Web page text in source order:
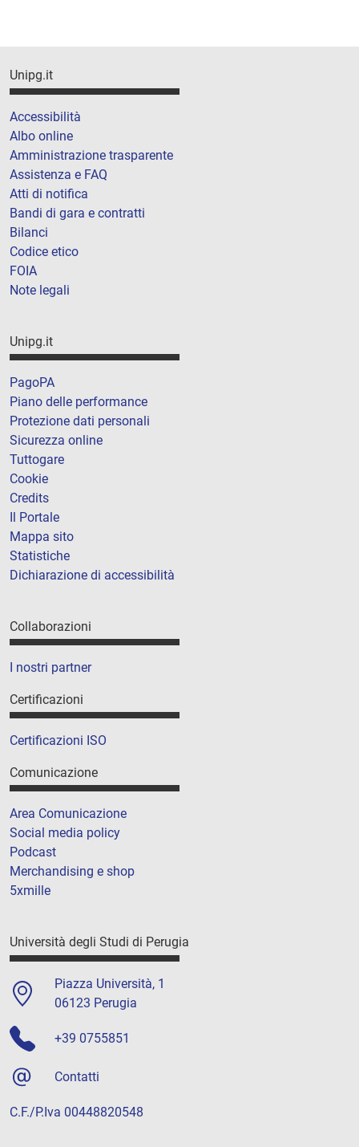
Unipg.it
Accessibilità
Albo online
Amministrazione trasparente
Assistenza e FAQ
Atti di notifica
Bandi di gara e contratti
Bilanci
Codice etico
FOIA
Note legali
Unipg.it
PagoPA
Piano delle performance
Protezione dati personali
Sicurezza online
Tuttogare
Cookie
Credits
Il Portale
Mappa sito
Statistiche
Dichiarazione di accessibilità
Collaborazioni
I nostri partner
Certificazioni
Certificazioni ISO
Comunicazione
Area Comunicazione
Social media policy
Podcast
Merchandising e shop
5xmille
Università degli Studi di Perugia
Piazza Università, 1
06123 Perugia
+39 0755851
Contatti
C.F./P.Iva 00448820548